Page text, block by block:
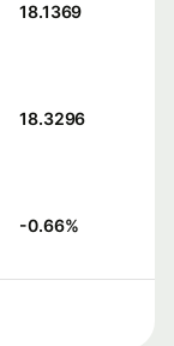
18.1369
18.3296
-0.66%